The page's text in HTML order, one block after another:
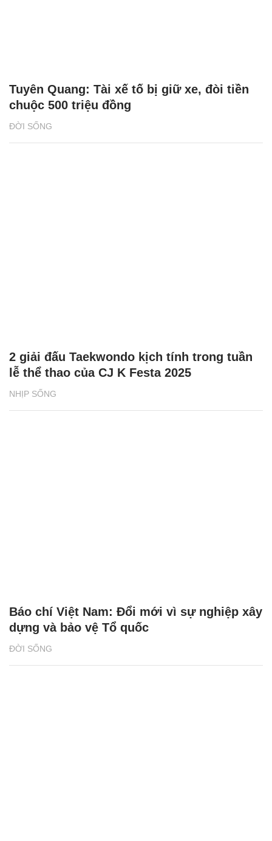
ĐỜI SỐNG
Tuyên Quang: Tài xế tố bị giữ xe, đòi tiền
chuộc 500 triệu đồng
NHỊP SỐNG
2 giải đấu Taekwondo kịch tính trong tuần
lễ thể thao của CJ K Festa 2025
ĐỜI SỐNG
Báo chí Việt Nam: Đổi mới vì sự nghiệp xây
dựng và bảo vệ Tổ quốc